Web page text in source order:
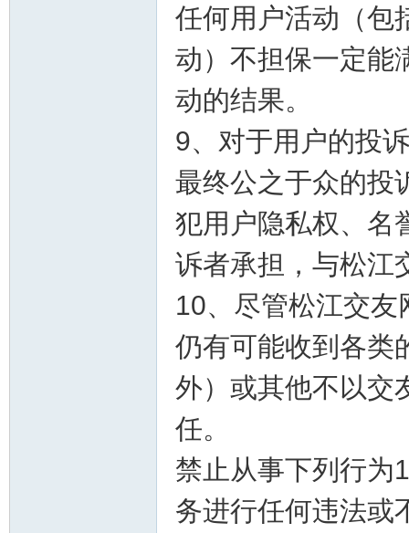
任何用户活动（包
动）不担保一定能
动的结果。
9、对于用户的投
最终公之于众的投
犯用户隐私权、名
诉者承担，与松江
10、尽管松江交
仍有可能收到各类
外）或其他不以交
任。
禁止从事下列行为
务进行任何违法或